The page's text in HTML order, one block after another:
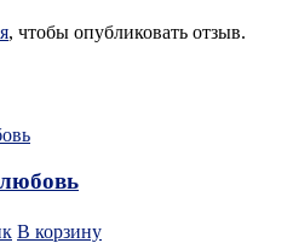
, чтобы опубликовать отзыв.
В корзину